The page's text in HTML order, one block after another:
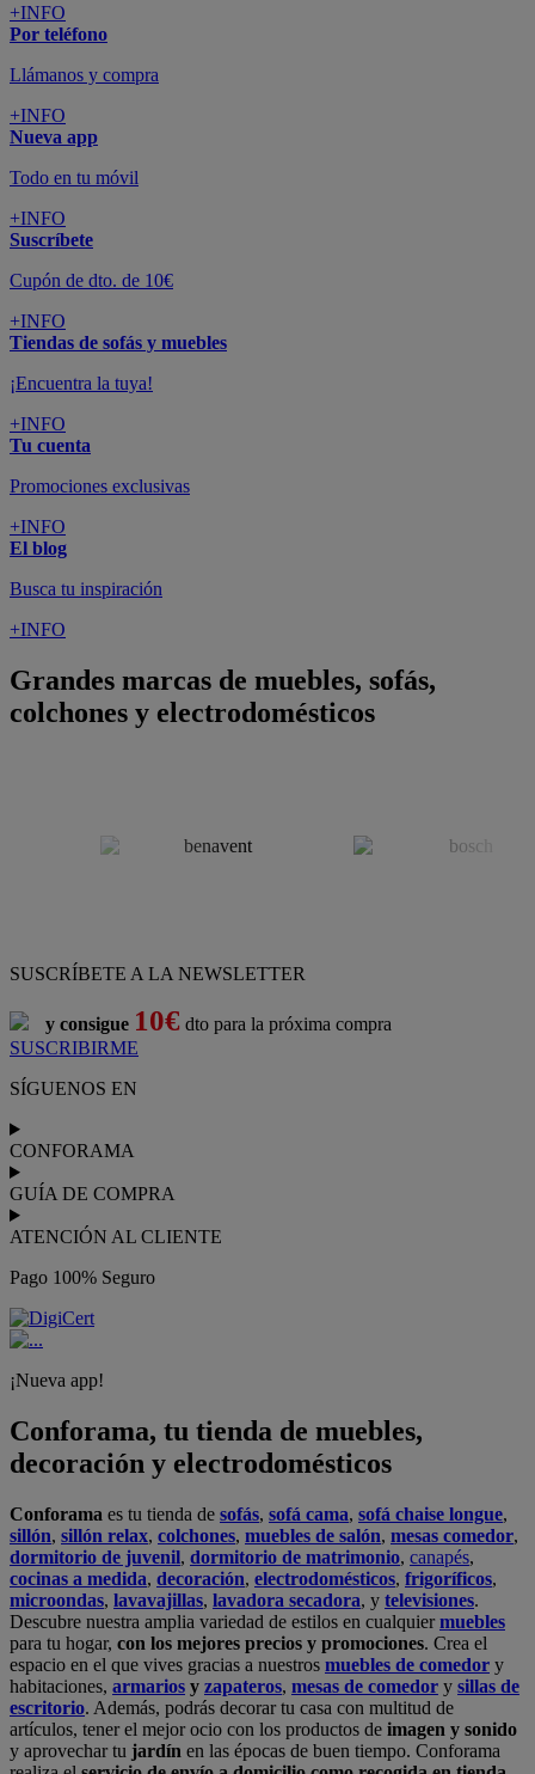
+INFO
Por teléfono
Llámanos y compra
+INFO
Nueva app
Todo en tu móvil
+INFO
Suscríbete
Cupón de dto. de 10€
+INFO
Tiendas de sofás y muebles
¡Encuentra la tuya!
+INFO
Tu cuenta
Promociones exclusivas
+INFO
El blog
Busca tu inspiración
+INFO
Grandes marcas de muebles, sofás,
colchones y electrodomésticos
SUSCRÍBETE A LA NEWSLETTER
y consigue 10€ dto para la próxima compra
SUSCRIBIRME
SÍGUENOS EN
CONFORAMA
GUÍA DE COMPRA
ATENCIÓN AL CLIENTE
Pago 100% Seguro
¡Nueva app!
Conforama, tu tienda de muebles,
decoración y electrodomésticos
Conforama es tu tienda de sofás, sofá cama, sofá chaise longue,
sillón, sillón relax, colchones, muebles de salón, mesas comedor,
dormitorio de juvenil, dormitorio de matrimonio, canapés,
cocinas a medida, decoración, electrodomésticos, frigoríficos,
microondas, lavavajillas, lavadora secadora, y televisiones.
Descubre nuestra amplia variedad de estilos en cualquiermuebles
para tu hogar, con los mejores precios y promociones. Crea el
espacio en el que vives gracias a nuestros muebles de comedor y
habitaciones, armarios y zapateros, mesas de comedor y sillas de
escritorio. Además, podrás decorar tu casa con multitud de
artículos, tener el mejor ocio con los productos de imagen y sonido
y aprovechar tu jardín en las épocas de buen tiempo. Conforama